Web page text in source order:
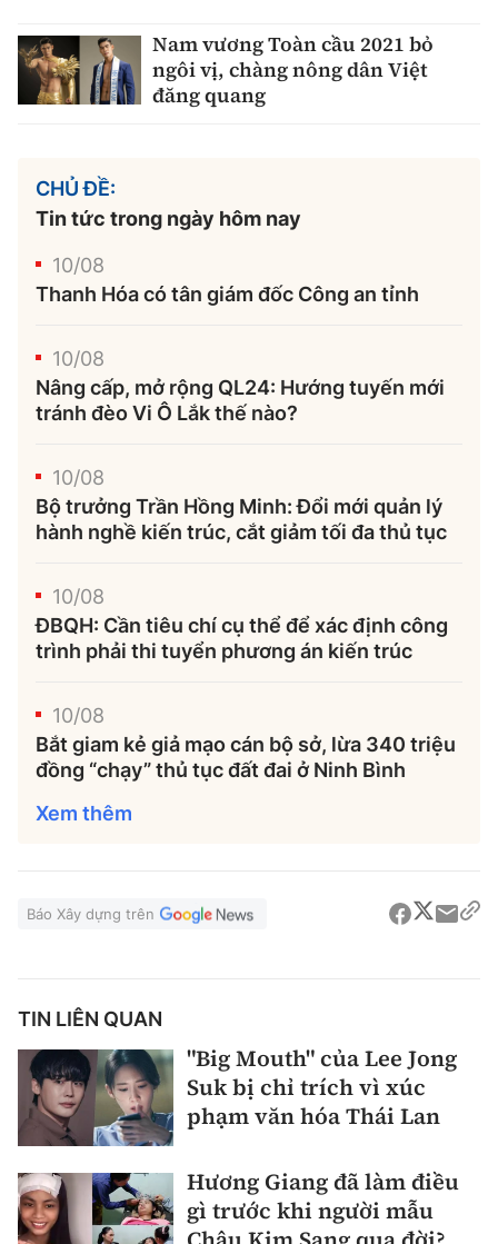
Nam vương Toàn cầu 2021 bỏ
ngôi vị, chàng nông dân Việt
đăng quang
CHỦ ĐỀ:
Tin tức trong ngày hôm nay
10/08
Thanh Hóa có tân giám đốc Công an tỉnh
10/08
Nâng cấp, mở rộng QL24: Hướng tuyến mới
tránh đèo Vi Ô Lắk thế nào?
10/08
Bộ trưởng Trần Hồng Minh: Đổi mới quản lý
hành nghề kiến trúc, cắt giảm tối đa thủ tục
10/08
ĐBQH: Cần tiêu chí cụ thể để xác định công
trình phải thi tuyển phương án kiến trúc
10/08
Bắt giam kẻ giả mạo cán bộ sở, lừa 340 triệu
đồng “chạy” thủ tục đất đai ở Ninh Bình
Xem thêm
Báo Xây dựng trên
TIN LIÊN QUAN
"Big Mouth" của Lee Jong
Suk bị chỉ trích vì xúc
phạm văn hóa Thái Lan
Hương Giang đã làm điều
gì trước khi người mẫu